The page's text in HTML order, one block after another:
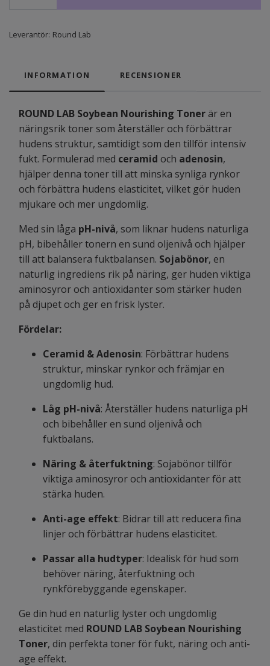
Leverantör: Round Lab
INFORMATION RECENSIONER
ROUND LAB Soybean Nourishing Tonerär en
näringsrik toner som återställer och förbättrar
hudens struktur, samtidigt som den tillför intensiv
fukt. Formulerad med ceramid och adenosin,
hjälper denna toner till att minska synliga rynkor
och förbättra hudens elasticitet, vilket gör huden
mjukare och mer ungdomlig.
Med sin låga pH-nivå, som liknar hudens naturliga
pH, bibehåller tonern en sund oljenivå och hjälper
till att balansera fuktbalansen. Sojabönor, en
naturlig ingrediens rik på näring, ger huden viktiga
aminosyror och antioxidanter som stärker huden
på djupet och ger en frisk lyster.
Fördelar:
Ceramid & Adenosin: Förbättrar hudens
struktur, minskar rynkor och främjar en
ungdomlig hud.
Låg pH-nivå: Återställer hudens naturliga pH
och bibehåller en sund oljenivå och
fuktbalans.
Näring & återfuktning: Sojabönor tillför
viktiga aminosyror och antioxidanter för att
stärka huden.
Anti-age effekt: Bidrar till att reducera fina
linjer och förbättrar hudens elasticitet.
Passar alla hudtyper: Idealisk för hud som
behöver näring, återfuktning och
rynkförebyggande egenskaper.
Ge din hud en naturlig lyster och ungdomlig
elasticitet med ROUND LAB Soybean Nourishing
Toner, din perfekta toner för fukt, näring och anti-
age effekt.